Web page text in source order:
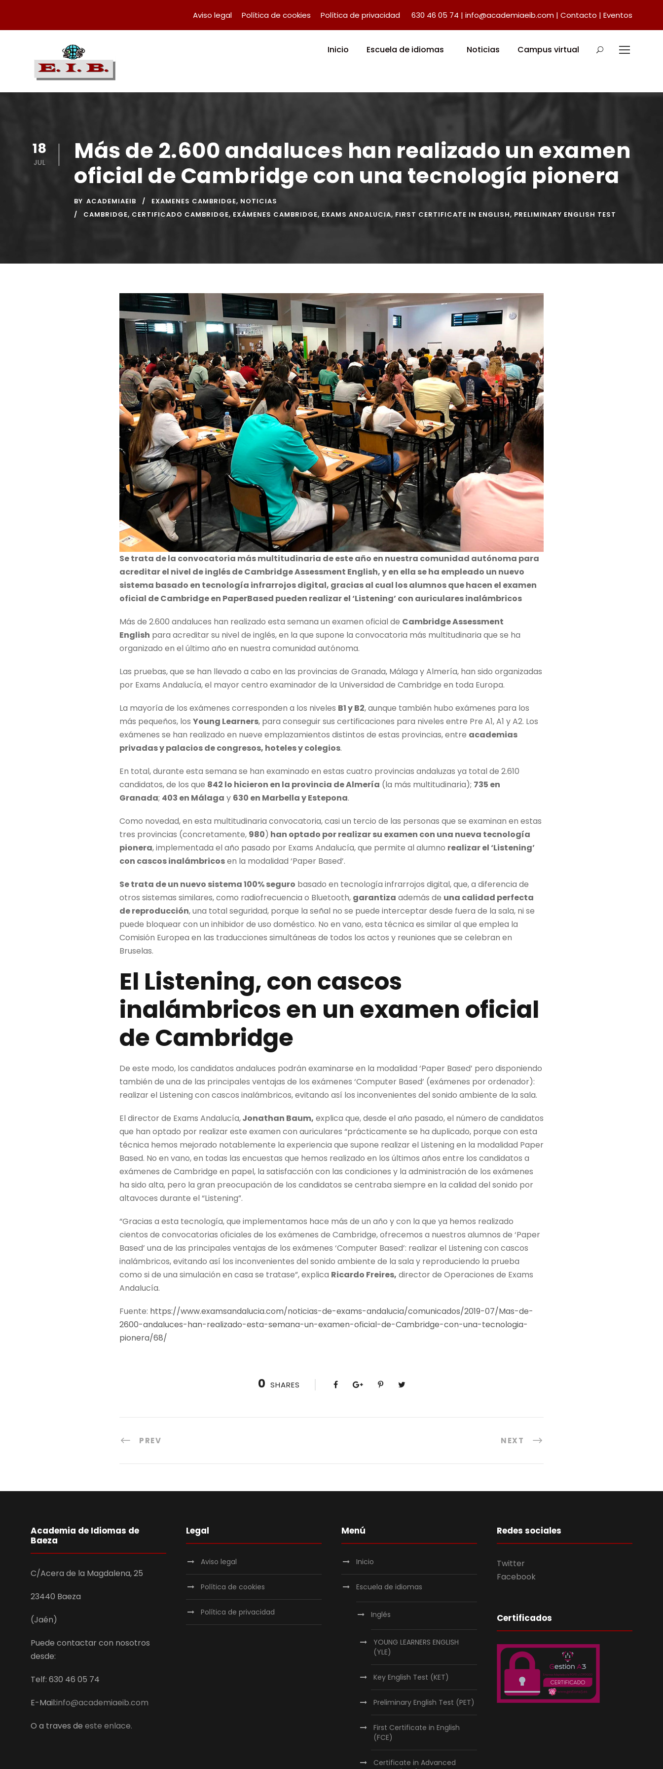
Aviso legal Política de cookies Política de privacidad 630 46 05 74 | info@academiaeib.com | Contacto | Eventos
Inicio Escuela de idiomas Noticias Campus virtual
18
JUL
Más de 2.600 andaluces han realizado un examen
oficial de Cambridge con una tecnología pionera
BY ACADEMIAEIB EXAMENES CAMBRIDGE, NOTICIAS
CAMBRIDGE, CERTIFICADO CAMBRIDGE, EXÁMENES CAMBRIDGE, EXAMS ANDALUCIA, FIRST CERTIFICATE IN ENGLISH, PRELIMINARY ENGLISH TEST
Se trata de la convocatoria más multitudinaria de este año en nuestra comunidad autónoma para
acreditar el nivel de inglés de Cambridge Assessment English, y en ella se ha empleado un nuevo
sistema basado en tecnología infrarrojos digital, gracias al cual los alumnos que hacen el examen
oficial de Cambridge en PaperBased pueden realizar el ‘Listening’ con auriculares inalámbricos
Más de 2.600 andaluces han realizado esta semana un examen oficial de Cambridge Assessment
English para acreditar su nivel de inglés, en la que supone la convocatoria más multitudinaria que se ha
organizado en el último año en nuestra comunidad autónoma.
Las pruebas, que se han llevado a cabo en las provincias de Granada, Málaga y Almería, han sido organizadas
por Exams Andalucía, el mayor centro examinador de la Universidad de Cambridge en toda Europa.
La mayoría de los exámenes corresponden a los niveles B1 y B2, aunque también hubo exámenes para los
más pequeños, los Young Learners, para conseguir sus certificaciones para niveles entre Pre A1, A1 y A2. Los
exámenes se han realizado en nueve emplazamientos distintos de estas provincias, entre academias
privadas y palacios de congresos, hoteles y colegios.
En total, durante esta semana se han examinado en estas cuatro provincias andaluzas ya total de 2.610
candidatos, de los que 842 lo hicieron en la provincia de Almería (la más multitudinaria); 735 en
Granada; 403 en Málaga y 630 en Marbella y Estepona.
Como novedad, en esta multitudinaria convocatoria, casi un tercio de las personas que se examinan en estas
tres provincias (concretamente, 980) han optado por realizar su examen con una nueva tecnología
pionera, implementada el año pasado por Exams Andalucía, que permite al alumno realizar el ‘Listening’
con cascos inalámbricosen la modalidad ‘Paper Based’.
Se trata de un nuevo sistema 100% seguro basado en tecnología infrarrojos digital, que, a diferencia de
otros sistemas similares, como radiofrecuencia o Bluetooth, garantiza además de una calidad perfecta
de reproducción, una total seguridad, porque la señal no se puede interceptar desde fuera de la sala, ni se
puede bloquear con un inhibidor de uso doméstico. No en vano, esta técnica es similar al que emplea la
Comisión Europea en las traducciones simultáneas de todos los actos y reuniones que se celebran en
Bruselas.
El Listening, con cascos
inalámbricosen un examen oficial
de Cambridge
De este modo, los candidatos andaluces podrán examinarse en la modalidad ‘Paper Based’ pero disponiendo
también de una de las principales ventajas de los exámenes ‘Computer Based’ (exámenes por ordenador):
realizar el Listening con cascos inalámbricos, evitando así los inconvenientes del sonido ambiente de la sala.
El director de Exams Andalucía,Jonathan Baum, explica que, desde el año pasado, el número de candidatos
que han optado por realizar este examen con auriculares “prácticamente se ha duplicado, porque con esta
técnica hemos mejorado notablemente la experiencia que supone realizar el Listening en la modalidad Paper
Based. No en vano, en todas las encuestas que hemos realizado en los últimos años entre los candidatos a
exámenes de Cambridge en papel, la satisfacción con las condiciones y la administración de los exámenes
ha sido alta, pero la gran preocupación de los candidatos se centraba siempre en la calidad del sonido por
altavoces durante el “Listening”.
“Gracias a esta tecnología, que implementamos hace más de un año y con la que ya hemos realizado
cientos de convocatorias oficiales de los exámenes de Cambridge, ofrecemos a nuestros alumnos de ‘Paper
Based’ una de las principales ventajas de los exámenes ‘Computer Based’: realizar el Listening con cascos
inalámbricos, evitando así los inconvenientes del sonido ambiente de la sala y reproduciendo la prueba
como si de una simulación en casa se tratase”, explica Ricardo Freires, director de Operaciones de Exams
Andalucía.
Fuente: https://www.examsandalucia.com/noticias-de-exams-andalucia/comunicados/2019-07/Mas-de-
2600-andaluces-han-realizado-esta-semana-un-examen-oficial-de-Cambridge-con-una-tecnologia-
pionera/68/
0 SHARES
PREV NEXT
Academia de Idiomas de
Baeza
C/Acera de la Magdalena, 25
23440 Baeza
(Jaén)
Puede contactar con nosotros
desde:
Telf: 630 46 05 74
E-Mail:info@academiaeib.com
O a traves de este enlace.
Legal
Aviso legal
Política de cookies
Política de privacidad
Menú
Inicio
Escuela de idiomas
Inglés
YOUNG LEARNERS ENGLISH
(YLE)
Key English Test (KET)
Preliminary English Test (PET)
First Certificate in English
(FCE)
Certificate in Advanced
Redes sociales
Twitter
Facebook
Certificados